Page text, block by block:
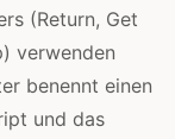
(Return, Get
verwenden
benennt einen
und das